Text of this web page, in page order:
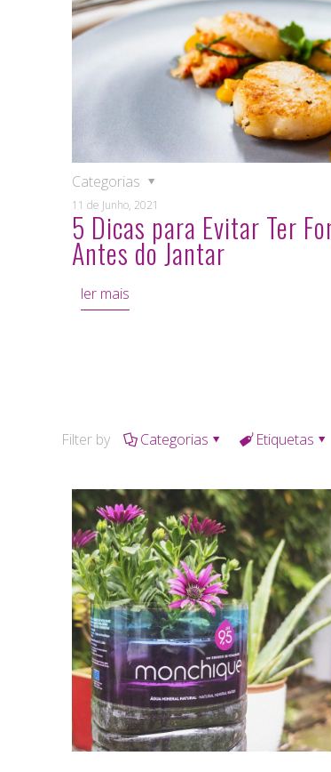
11 de Junho, 2021
Categorias
5 Dicas para Evitar Ter
Antes do Jantar
ler mais
Filter by Categorias Etiquetas